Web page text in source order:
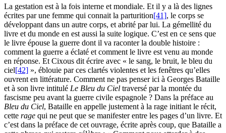
La gestation est à la fois interne et mondiale. Et il y a là des lignes
écrites par une femme qui connait la parturition[41], le corps se
développant dans un autre corps, et abrité par lui. La gémellité du
livre et du monde en est aussi la suite logique. C’est en ce sens que
le livre épouse la guerre dont il va raconter la double histoire :
comment la guerre a éclaté et comment le livre est venu au monde
en réponse. Et Cixous dit écrire avec « le sang, le bruit, le bleu du
ciel[42] », éblouie par ces clartés violentes et les fenêtres qu’elles
ouvrent en littérature. Comment ne pas penser ici à Georges Bataille
et à son livre intitulé Le Bleu du Ciel traversé par la montée du
fascisme peu avant la guerre civile espagnole ? Dans la préface au
Bleu du Ciel, Bataille en appelle justement à la rage initiant le récit,
cette rage qui ne peut que se manifester entre les pages d’un livre. Et
c’est dans la préface de cet ouvrage, écrite après coup, que Bataille a